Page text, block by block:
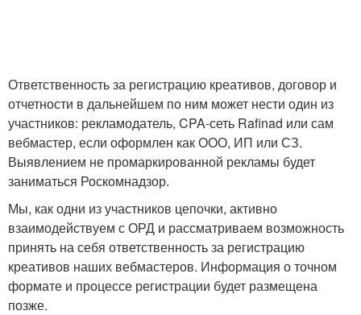
Ответственность за регистрацию креативов, договор и
отчетности в дальнейшем по ним может нести один из
участников: рекламодатель, CPA-сеть Rafinad или сам
вебмастер, если оформлен как ООО, ИП или СЗ.
Выявлением не промаркированной рекламы будет
заниматься Роскомнадзор.
Мы, как одни из участников цепочки, активно
взаимодействуем с ОРД и рассматриваем возможность
принять на себя ответственность за регистрацию
креативов наших вебмастеров. Информация о точном
формате и процессе регистрации будет размещена
позже.